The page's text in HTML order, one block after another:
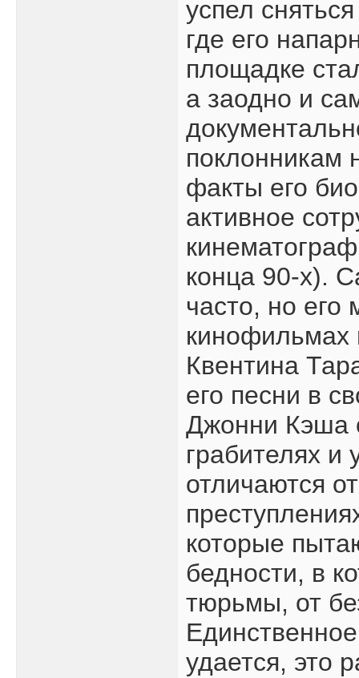
успел
где его
площадке
а заодно и
поклонникам
факты его
активное
конца 90-х).
часто, но его
кинофильмах
Квентина
его песни в
Джонни Кэша
грабителях
отличаются
которые
бедности, в
тюрьмы, от
удается, это